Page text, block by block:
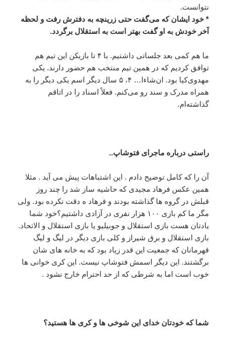
نتوانست.
* خود ایشان که می‌گفت حتی زرینچه به دفترش رفت و لحظه
آخر خودش به او گفت بهتر است به استقلال برگردد.
ما هم کمی بعد جلساتی داشتیم. با ۴ تا بازیکن این تیم هم
توافق کردیم که در همین تیم منتخب هم حضور دارند. یکی
مهدوی‌کیا بود. ان‌شا‌ءا… ۴، ۵ سال دیگر اسم یکی دیگر را به
همراه مدرک و سند رو می‌کنم. فعلاً اسناد را در اتاقم
گذاشته‌ام.
راستی درباره ماجرای فتوشاپ..
آن را که کامل توضیح دادم . این اشتباهات پیش می آید . مثلا
همین عکس فرهاد مجیدی که حاشیه ساز شد را چند روز
قبلش در گروه ها گذاشته بودند و فرهاد ه دقت نکرده بود. ولی
مگر ما کم بازی ۱۰۰ هزار نفری در آزادی داشتیم؟خود شما
یادتان هست بازی استقلال و جوبیلیو یا بازی استقلال و الاتحاد.
بازی استقلال و برق شیراز و کلی بازی دیگر در لیگ و لیگ
قهرمانان که جمعیت این قدر زیاد بود که به خانه های شان
برگشتند. این دیگر اسمش فتوشاپ نیست. این کری خوانی ها
خوب است اما به شرطی که از حد احترام خارج نشود .
شما که خودتان خدای این شوخی ها و کری ها هستید؟